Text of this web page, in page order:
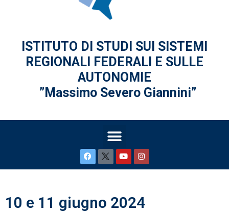
ISTITUTO DI STUDI SUI SISTEMI
REGIONALI FEDERALI
E SULLE
AUTONOMIE
”Massimo Severo Giannini”
10 e 11 giugno 2024